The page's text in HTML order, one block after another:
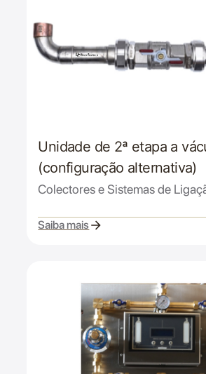
Unidade de 2ª etapa a
(configuração alternativa)
Colectores e Sistemas de
Saiba mais